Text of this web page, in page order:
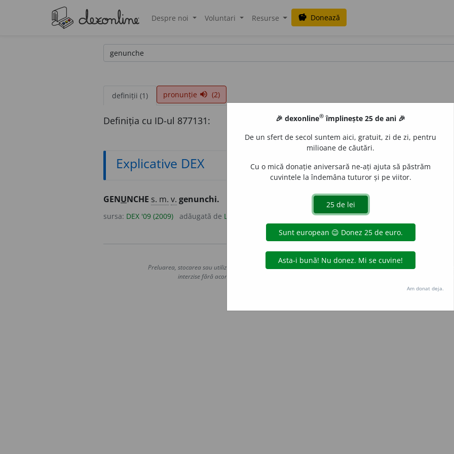
Despre noi Voluntari Resurse savings Donează
definiții (1) pronunție volume_up (2)
Definiția cu ID-ul 877131:
Explicative DEX
GENUNCHE s. m. v. genunchi.
sursa: DEX '09 (2009) adăugată de LauraGellner
Copyright © 2004-2026 dexonline (https://dexonline.ro)
Preluarea, stocarea sau utilizarea datelor de pe acest site, inclusiv prin orice metode de extragere automată
interzise fără acordul nostru prealabil scris, cu excepția seturilor de date oferite oficial spre utilizare
Hosterion
🎉 dexonline® împlinește 25 de ani 🎉
De un sfert de secol suntem aici, gratuit, zi de zi, pentru
milioane de căutări.
Cu o mică donație aniversară ne-ați ajuta să păstrăm
cuvintele la îndemâna tuturor și pe viitor.
Am donat deja.